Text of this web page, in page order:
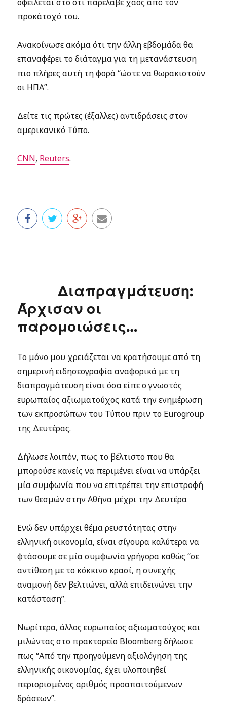
προκάτοχό του.
Ανακοίνωσε ακόμα ότι την άλλη εβδομάδα θα
επαναφέρει το διάταγμα για τη μετανάστευση
πιο πλήρες αυτή τη φορά “ώστε να θωρακιστούν
οι ΗΠΑ”.
Δείτε τις πρώτες (έξαλλες) αντιδράσεις στον
αμερικανικό Τύπο.
CNN, Reuters.
Διαπραγμάτευση:
Άρχισαν οι
παρομοιώσεις…
Το μόνο μου χρειάζεται να κρατήσουμε από τη
σημερινή ειδησεογραφία αναφορικά με τη
διαπραγμάτευση είναι όσα είπε ο γνωστός
ευρωπαίος αξιωματούχος κατά την ενημέρωση
των εκπροσώπων του Τύπου πριν το Eurogroup
της Δευτέρας.
Δήλωσε λοιπόν, πως το βέλτιστο που θα
μπορούσε κανείς να περιμένει είναι να υπάρξει
μία συμφωνία που να επιτρέπει την επιστροφή
των θεσμών στην Αθήνα μέχρι την Δευτέρα
Ενώ δεν υπάρχει θέμα ρευστότητας στην
ελληνική οικονομία, είναι σίγουρα καλύτερα να
φτάσουμε σε μία συμφωνία γρήγορα καθώς “σε
αντίθεση με το κόκκινο κρασί, η συνεχής
αναμονή δεν βελτιώνει, αλλά επιδεινώνει την
κατάσταση”.
Νωρίτερα, άλλος ευρωπαίος αξιωματούχος και
μιλώντας στο πρακτορείο Bloomberg δήλωσε
πως “Από την προηγούμενη αξιολόγηση της
ελληνικής οικονομίας, έχει υλοποιηθεί
περιορισμένος αριθμός προαπαιτούμενων
δράσεων”.